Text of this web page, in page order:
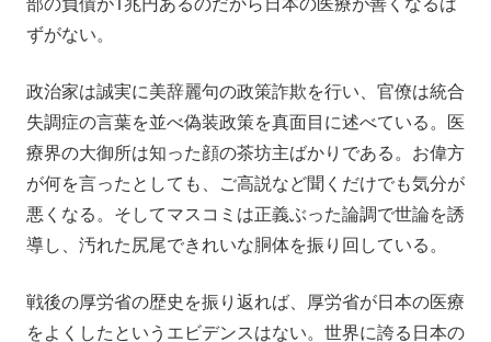
ずがない。
政治家は誠実に美辞麗句の政策詐欺を行い、官僚は統合
失調症の言葉を並べ偽装政策を真面目に述べている。医
療界の大御所は知った顔の茶坊主ばかりである。お偉方
が何を言ったとしても、ご高説など聞くだけでも気分が
悪くなる。そしてマスコミは正義ぶった論調で世論を誘
導し、汚れた尻尾できれいな胴体を振り回している。
戦後の厚労省の歴史を振り返れば、厚労省が日本の医療
をよくしたというエビデンスはない。世界に誇る日本の